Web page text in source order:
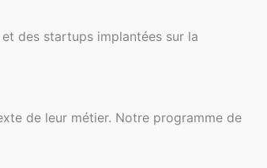
des startups implantées sur la
de leur métier. Notre programme de